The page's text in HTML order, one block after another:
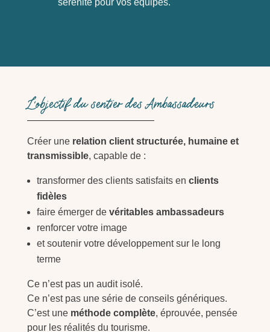
sérénité pour vos équipes.
L’objectif du sentier des Ambassadeurs
Créer une relation client structurée, humaine et
transmissible, capable de :
transformer des clients satisfaits en clients
fidèles
faire émerger de véritables ambassadeurs
renforcer votre image
et soutenir votre développement sur le long
terme
Ce n’est pas un audit isolé.
Ce n’est pas une série de conseils génériques.
C’est une méthode complète, éprouvée, pensée
pour les réalités du tourisme.